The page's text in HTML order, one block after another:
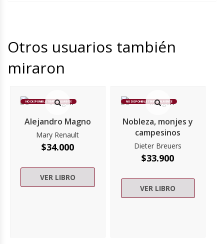
Otros usuarios también
miraron
NO DISPONIBLE TEMPORALMENTE
Alejandro Magno
Mary Renault
$34.000
VER LIBRO
NO DISPONIBLE TEMPORALMENTE
Nobleza, monjes y
campesinos
Dieter Breuers
$33.900
VER LIBRO